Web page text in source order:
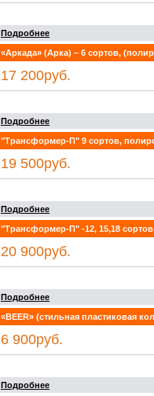
Подробнее
«Аркада» (Арка) – 6 сортов,
17 200руб.
Подробнее
"Трансформер-П" 9 сортов,
19 500руб.
Подробнее
"Трансформер-П" -12, 15,18
20 900руб.
Подробнее
«BEER» (стильная пластиковая
6 900руб.
Подробнее